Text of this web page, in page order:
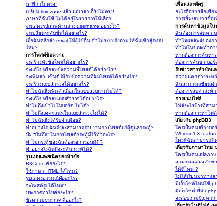
นาฬิกาไม่ตรง!
เปลี่ยน timezone แล้ว แต่เวลา ก็ยังไม่ตรง!
ภาษาที่ฉันใช้ ไม่ได้อยู่ในรายการให้เลือก!
จะแสดงรูปภาพด้านล่าง username อย่างไร?
จะเปลี่ยนระดับขั้นได้อย่างไร?
เมื่อฉันคลิกส่ง email ให้ผู้ใช้อื่น ทำไมระบบถึงถามให้ฉันเข้าสู่ระบบ
ใหม่?
การโพสต์ข้อความ
จะสร้างหัวข้อใหม่ได้อย่างไร?
จะแก้ไขหรือลบข้อความที่โพสต์ได้อย่างไร?
จะเพิ่มลายเซ็นต์ให้กับข้อความที่ฉันโพสต์ได้อย่างไร?
จะสร้างแบบสำรวจได้อย่างไร?
ทำไมฉันถึงเพิ่มตัวเลือกในแบบสอบถามไม่ได้?
จะแก้ไขหรือลบแบบสำรวจได้อย่างไร?
ทำไมถึงเข้าไปในบอร์ด ไม่ได้?
ทำไมถึงลงคะแนนในแบบสำรวจไม่ได้?
ทำไมฉันถึงได้รับคำเตือน?
ทำอย่างไร ฉันถึงจะสามารถรายงานการโพสต์แก่ผู้ดูแลกระทู้?
ปุ่ม “บันทึก” ในการโพสต์กระทู้มีไว้ทำอะไร?
ทำไมกระทู้ของฉันต้องรอการอนุมัติ?
ทำอย่างไรฉันถึงจะดันกระทู้ได้?
รูปแบบและชนิดของหัวข้อ
BBCode คืออะไร?
ใช้ภาษา HTML ได้ไหม?
รูปแสดงอารมณ์คืออะไร?
จะโพสต์รูปได้ไหม?
ประกาศทั่วไปคืออะไร?
ข้อความประกาศ คืออะไร?
เพื่อนและศัตรู
อะไรคือรายชื่อเพื่
การเพิ่ม/ลบรายชื่อ
การค้นหาข้อมูลใน
ฉันต้องการค้นหา บ
ทำไมผลลัพธ์ของก
ทำไมในขณะทำกา
หากต้องการค้นหา
ต้องการค้นหา บอร์
รับข่าวสารหัวข้อแล
ความแตกต่างระหว่
ฉันสามารถเขียนค
ต้องการลบคำลงท้า
การแนบไฟล์
ไฟล์อะไรบ้างที่สา
หากต้องการหาไฟล์
เกี่ยวกับ phpBB3
ใครเป็นคนสร้างบอ
Why isn’t X
ใครที่ฉันสามารถติ
เกี่ยวกับภาษาไทย
ใครเป็นคนแปลภา
สามารถแสดงคำข
ได้ที่ไหน ?
ไม่ได้เรียนมาทาง
มีเว็บไซต์ไหนใช้
มีเว็บไซต์ ที่นำ
จะสอบถามปัญหาก